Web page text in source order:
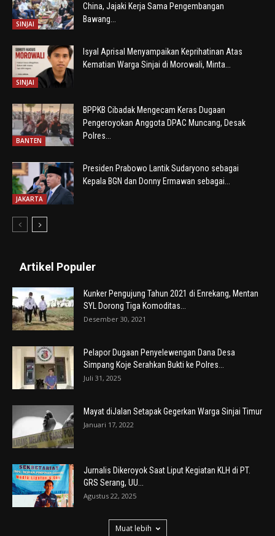
SINJAI
China, Jajaki Kerja Sama Pengembangan
Bawang...
SINJAI
Isyal Aprisal Menyampaikan Keprihatinan Atas
Kematian Warga Sinjai di Morowali, Minta...
BANTEN
BPPKB Cibadak Mengecam Keras Dugaan
Pengeroyokan Anggota DPAC Muncang, Desak
Polres...
JAKARTA
Presiden Prabowo Lantik Sudaryono sebagai
Kepala BGN dan Donny Ermawan sebagai...
Artikel Populer
Kunker Pengujung Tahun 2021 di Enrekang, Mentan
SYL Dorong Tiga Komoditas...
Desember 30, 2021
Pelapor Dugaan Penyelewengan Dana Desa
Simpang Koje Serahkan Bukti ke Polres...
Juli 31, 2025
Mayat diJalan Setapak Gegerkan Warga Sinjai Timur
Januari 17, 2022
Jurnalis Dikeroyok Saat Liput Kegiatan KLH di PT.
GRS Serang, UU...
Agustus 22, 2025
Muat lebih